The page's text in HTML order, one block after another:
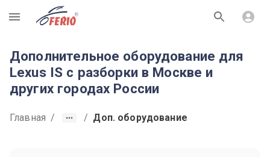
R
Дополнительное оборудование для
Lexus IS с разборки в Москве и
других городах России
Главная / / Доп. оборудование